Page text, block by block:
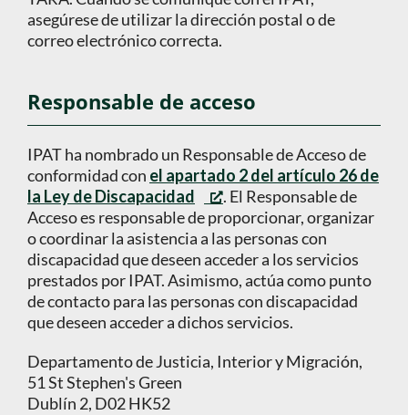
asegúrese de utilizar la dirección postal o de
correo electrónico correcta.
Responsable de acceso
IPAT ha nombrado un Responsable de Acceso de
conformidad con el apartado 2 del artículo 26 de
la Ley de Discapacidad
. El Responsable de
Acceso es responsable de proporcionar, organizar
o coordinar la asistencia a las personas con
discapacidad que deseen acceder a los servicios
prestados por IPAT. Asimismo, actúa como punto
de contacto para las personas con discapacidad
que deseen acceder a dichos servicios.
Departamento de Justicia, Interior y Migración,
51 St Stephen's Green
Dublín 2, D02 HK52